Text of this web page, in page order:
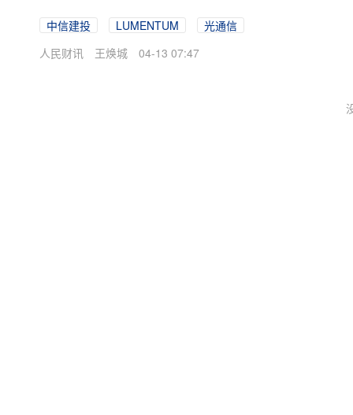
中信建投 LUMENTUM
光通信
人民财讯
王焕城 04-13 07:47